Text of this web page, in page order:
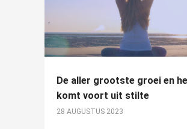
De aller grootste groei en
komt voort uit stilte
28 AUGUSTUS 2023